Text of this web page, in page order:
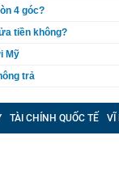
4 góc?
tiền không?
Mỹ
trả
trong một căn hộ
8 người khác
TÀI CHÍNH QUỐC TẾ VĨ